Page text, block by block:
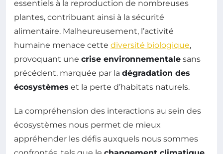
essentiels à la reproduction de nombreuses
plantes, contribuant ainsi à la sécurité
alimentaire. Malheureusement, l’activité
humaine menace cette diversité biologique,
provoquant une crise environnementale sans
précédent, marquée par la dégradation des
écosystèmes et la perte d’habitats naturels.
La compréhension des interactions au sein des
écosystèmes nous permet de mieux
appréhender les défis auxquels nous sommes